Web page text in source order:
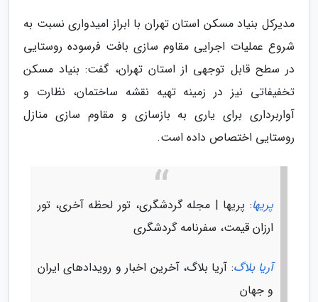
مدیرکل بنیاد مسکن استان تهران با ابراز امیدواری نسبت به
شروع عملیات اجرایی مقاوم سازی بافت فرسوده روستایی
در سطح قابل توجهی از استان تهران، گفت: بنیاد مسکن
تخفیفاتی نیز در زمینه تهیه نقشه ساختمان، نظارت و
آواربرداری برای یاری به بازسازی و مقاوم سازی منازل
روستایی اختصاص داده است.
پریها: پریها | مجله گردشگری، تور لحظه آخری، تور
ارزان قیمت، سفرنامه گردشگری
آریا بلاگ: آریا بلاگ، آخرین اخبار و رویدادهای ایران
و جهان